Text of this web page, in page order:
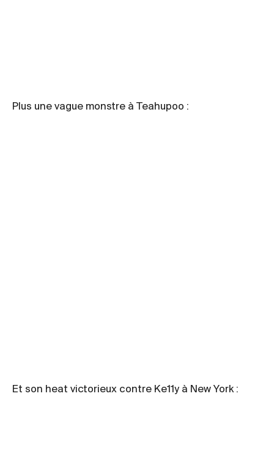
Plus une vague monstre à Teahupoo :
Et son heat victorieux contre Ke11y à New York :